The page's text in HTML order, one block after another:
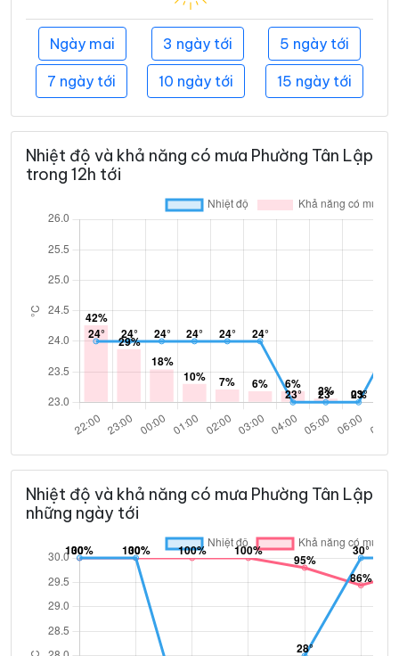
Ngày mai 3 ngày tới 5 ngày tới
7 ngày tới 10 ngày tới 15 ngày tới
Nhiệt độ và khả năng có mưa Phường Tân Lập
trong 12h tới
Nhiệt độ và khả năng có mưa Phường Tân Lập
những ngày tới